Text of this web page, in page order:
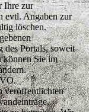
Ihre zur
evtl. Angaben zur
löschen.
Portals, soweit
können Sie im
veröffentlichten